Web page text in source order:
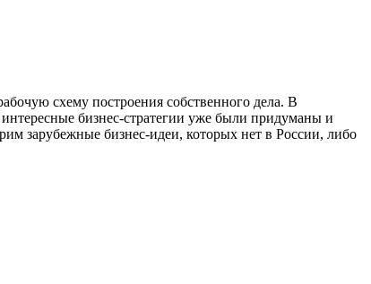
схему построения собственного дела. В
бизнес-стратегии уже были придуманы и
зарубежные бизнес-идеи, которых нет в России, либо